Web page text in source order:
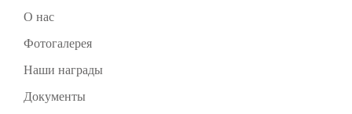
О нас
Фотогалерея
Наши награды
Документы